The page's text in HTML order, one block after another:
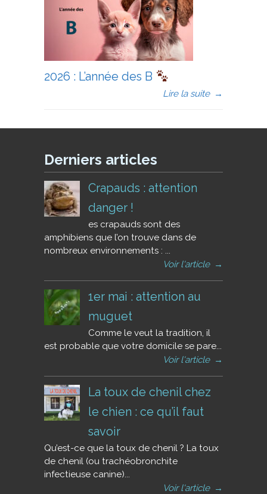
2026 : L’année des B
Lire la suite →
Derniers articles
Crapauds : attention
danger !
es crapauds sont des
amphibiens que l’on trouve dans de
nombreux environnements : ...
Voir l'article →
1er mai : attention au
muguet
Comme le veut la tradition, il
est probable que votre domicile se pare...
Voir l'article →
La toux de chenil chez
le chien : ce qu’il faut
savoir
Qu’est-ce que la toux de chenil ? La toux
de chenil (ou trachéobronchite
infectieuse canine)...
Voir l'article →